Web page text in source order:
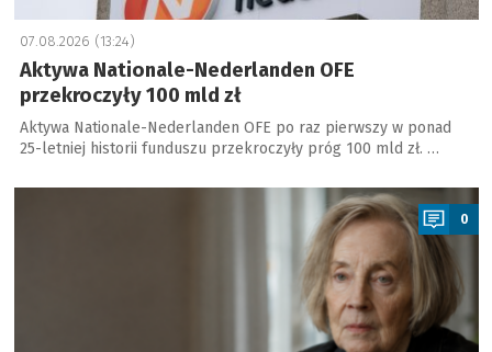
07.08.2026 (13:24)
Aktywa Nationale-Nederlanden OFE
przekroczyły 100 mld zł
Aktywa Nationale-Nederlanden OFE po raz pierwszy w ponad
25-letniej historii funduszu przekroczyły próg 100 mld zł. …
a
0